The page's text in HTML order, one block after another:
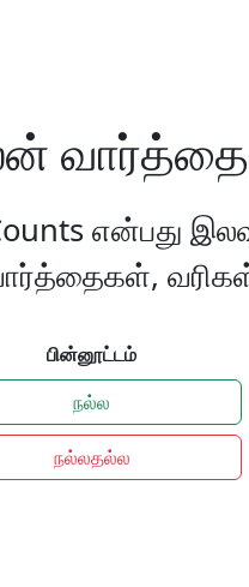
என்பது
பின்னூட்டம்
நல்ல
நல்லதல்ல